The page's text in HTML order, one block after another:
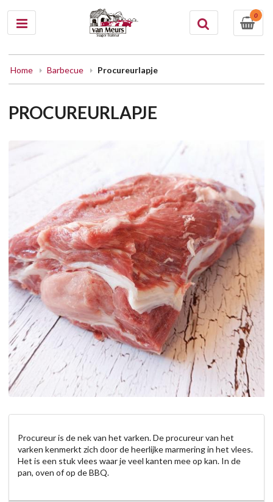
0
Home Barbecue Procureurlapje
PROCUREURLAPJE
Procureur is de nek van het varken. De procureur van het
varken kenmerkt zich door de heerlijke marmering in het vlees.
Het is een stuk vlees waar je veel kanten mee op kan. In de
pan, oven of op de BBQ.